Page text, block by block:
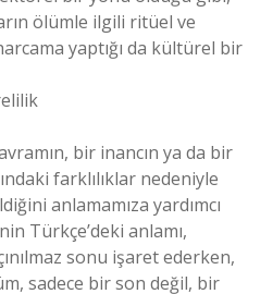
ölümle ilgili ritüel ve
yaptığı da kültürel bir
bir inancın ya da bir
farklılıklar nedeniyle
anlamamıza yardımcı
Türkçe’deki anlamı,
sonu işaret ederken,
sadece bir son değil, bir